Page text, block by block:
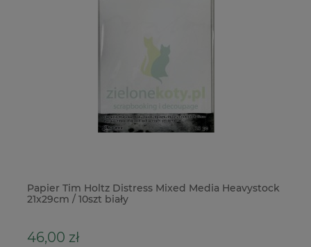
Papier Tim Holtz Distress Mixed Media Heavystock
21x29cm / 10szt biały
46,00 zł